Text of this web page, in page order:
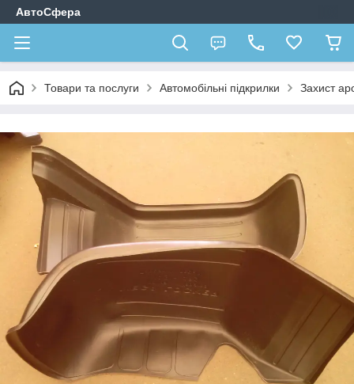
АвтоСфера
Товари та послуги Автомобільні підкрилки Захист